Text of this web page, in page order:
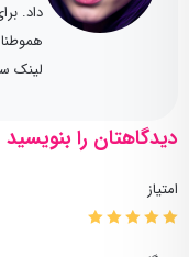
داد.
لینک
دیدگاهتان را بنویسید
امتیاز